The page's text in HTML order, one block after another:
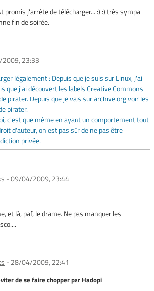
promis j'arrête de télécharger... :) :) très sympa
fin de soirée.
23:33
légalement : Depuis que je suis sur Linux, j'ai
que j'ai découvert les labels Creative Commons
pirater. Depuis que je vais sur archive.org voir les
pirater.
c'est que même en ayant un comportement tout
d'auteur, on est pas sûr de ne pas être
privée.
- 09/04/2009, 23:44
et là, paf, le drame. Ne pas manquer les
- 28/04/2009, 22:41
de se faire chopper par Hadopi